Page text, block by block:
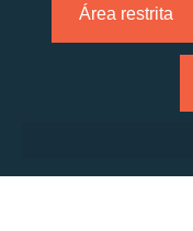
Área restrita